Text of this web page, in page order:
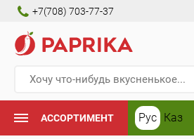
+7(708) 703-77-37
АССОРТИМЕНТ Рус Каз